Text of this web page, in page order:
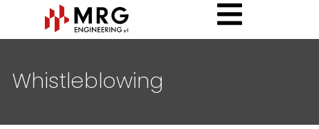
Whistleblowing